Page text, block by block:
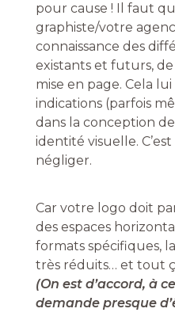
pour cause ! Il faut
graphiste/votre
connaissance des
existants et futurs,
mise en page. Cela
indications (parfois
dans la conception
identité visuelle.
négliger.
Car votre logo doit
des espaces
formats spécifiques,
très réduits… et tout
(On est d’accord, à
demande presque